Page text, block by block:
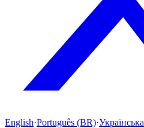
English·Português (BR)·Українська